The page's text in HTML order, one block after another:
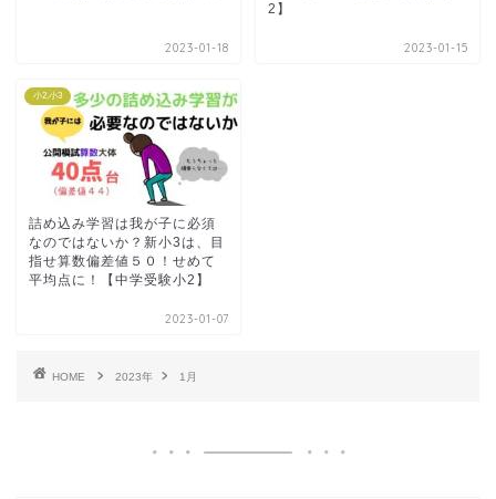
2023-01-18
2】
2023-01-15
小2,小3
詰め込み学習は我が子に必須
なのではないか？新小3は、目
指せ算数偏差値５０！せめて
平均点に！【中学受験小2】
2023-01-07
HOME 2023年 1月